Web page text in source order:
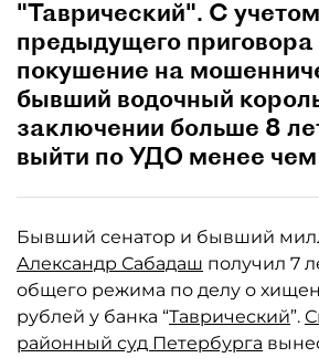
"Таврический". С учетом
предыдущего приговора
покушение на
бывший водочный
заключении больше 8
выйти по УДО менее чем
Бывший сенатор и бывший
Александр Сабадаш получил 7
общего режима по делу о
рублей у банка “Таврический”.
районный суд Петербурга